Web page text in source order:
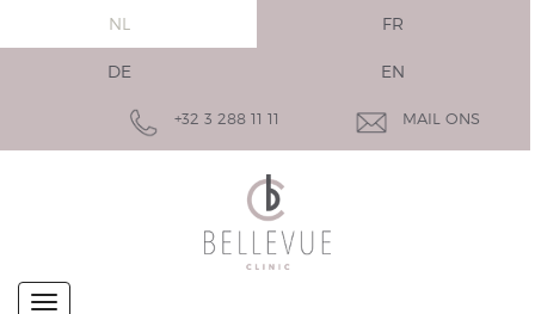
NL FR
DE EN
+32 3 288 11 11 MAIL ONS